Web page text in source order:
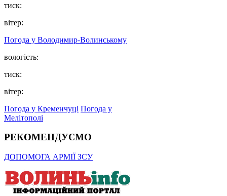
тиск:
вітер:
Погода у Володимир-Волинському
вологість:
тиск:
вітер:
Погода у Кременчуці Погода у
Мелітополі
РЕКОМЕНДУЄМО
ДОПОМОГА АРМІЇ ЗСУ